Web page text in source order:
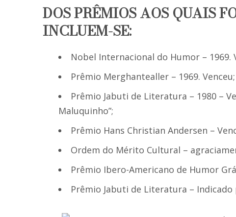
DOS PRÊMIOS AOS QUAIS
INCLUEM-SE:
Nobel Internacional do Humor – 1969.
Prêmio Merghantealler – 1969. Venceu;
Prêmio Jabuti de Literatura – 1980 –
Maluquinho”;
Prêmio Hans Christian Andersen –
Ordem do Mérito Cultural –
Prêmio Ibero-Americano de Humor
Prêmio Jabuti de Literatura – Indicado